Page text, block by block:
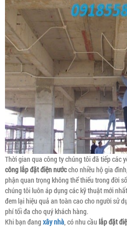
Thời gian qua công ty chúng tôi đã tiếp các
công lắp đặt điện nướccho nhiều hộ gia
phận quan trọng không thể thiếu trong đời
chúng tôi luôn áp dụng các kỹ thuật mới
đem lại hiệu quả an toàn cao cho người sử
phí tối đa cho quý khách hàng.
Khi bạn đang xây nhà, có nhu cầu lắp đặt